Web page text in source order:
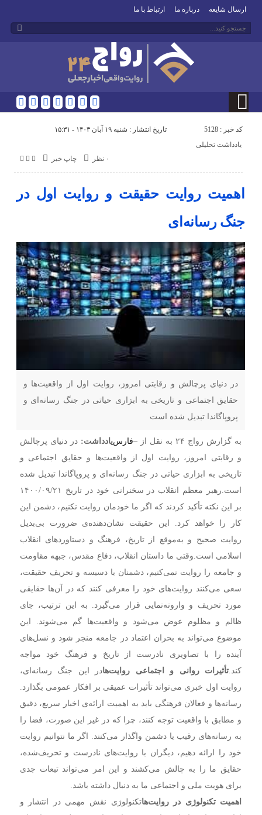
ارسال شایعه درباره ما ارتباط با ما
کد خبر : 5128 تاریخ انتشار : شنبه ۱۹ آبان ۱۴۰۳ - ۱۵:۳۱
چاپ خبر ۰ نظر
یادداشت تحلیلی
اهمیت روایت حقیقت و روایت اول در
جنگ رسانه‌ای
در دنیای پرچالش و رقابتی امروز، روایت اول از واقعیت‌ها و
حقایق اجتماعی و تاریخی به ابزاری حیاتی در جنگ رسانه‌ای و
پروپاگاندا تبدیل شده است
به گزارش رواج ۲۴ به نقل از – فارسیادداشت:در دنیای پرچالش
و رقابتی امروز، روایت اول از واقعیت‌ها و حقایق اجتماعی و
تاریخی به ابزاری حیاتی در جنگ رسانه‌ای و پروپاگاندا تبدیل شده
است.
رهبر معظم انقلاب در سخنرانی خود در تاریخ ۱۴۰۰/۰۹/۲۱
بر این نکته تأکید کردند که اگر ما خودمان روایت نکنیم، دشمن این
کار را خواهد کرد. این حقیقت نشان‌دهنده‌ی ضرورت بی‌بدیل
روایت صحیح و به‌موقع از تاریخ، فرهنگ و دستاوردهای انقلاب
اسلامی است.وقتی ما داستان انقلاب، دفاع مقدس، جبهه مقاومت
و جامعه را روایت نمی‌کنیم، دشمنان با دسیسه و تحریف حقیقت،
سعی می‌کنند روایت‌های خود را معرفی کنند که در آن‌ها حقایقی
مورد تحریف و وارونه‌نمایی قرار می‌گیرد. به این ترتیب، جای
ظالم و مظلوم عوض می‌شود و واقعیت‌ها گم می‌شوند. این
موضوع می‌تواند به بحران اعتماد در جامعه منجر شود و نسل‌های
آینده را با تصاویری نادرست از تاریخ و فرهنگ خود مواجه
کند.تأثیرات روانی و اجتماعی روایت‌هادر این جنگ رسانه‌ای،
روایت اول خبری می‌تواند تأثیرات عمیقی بر افکار عمومی بگذارد.
رسانه‌ها و فعالان فرهنگی باید به اهمیت ارائه‌ی اخبار سریع، دقیق
و مطابق با واقعیت توجه کنند، چرا که در غیر این صورت، فضا را
به رسانه‌های رقیب یا دشمن واگذار می‌کنند. اگر ما نتوانیم روایت
خود را ارائه دهیم، دیگران با روایت‌های نادرست و تحریف‌شده،
حقایق ما را به چالش می‌کشند و این امر می‌تواند تبعات جدی
برای هویت ملی و اجتماعی ما به دنبال داشته باشد.
اهمیت تکنولوژی در روایت‌هاتکنولوژی نقش مهمی در انتشار و